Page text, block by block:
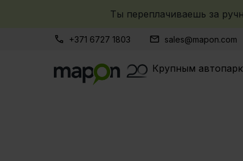
Ты переплачиваешь за
+371 6727 1803 sales@mapon.com
Крупным